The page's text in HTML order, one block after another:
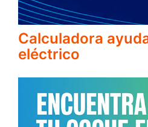
Calculadora
eléctrico